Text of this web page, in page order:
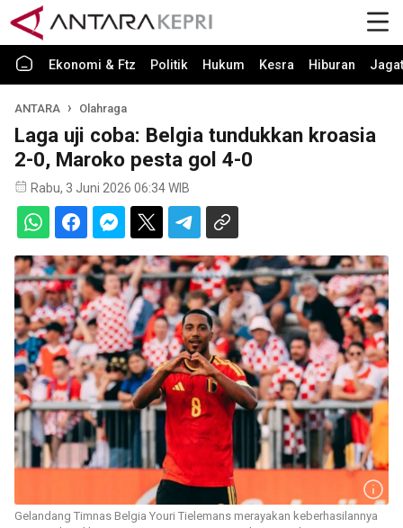
Ekonomi & Ftz Politik Hukum Kesra Hiburan Jagat
ANTARA Olahraga
Laga uji coba: Belgia tundukkan kroasia
2-0, Maroko pesta gol 4-0
Rabu, 3 Juni 2026 06:34 WIB
Gelandang Timnas Belgia Youri Tielemans merayakan keberhasilannya